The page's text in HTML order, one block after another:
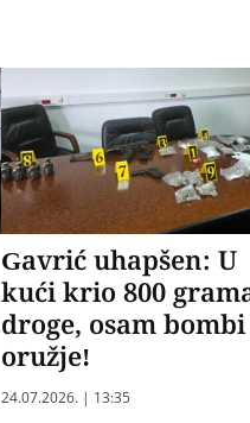
Gavrić uhapšen: U
kući krio 800
droge, osam
oružje!
24.07.2026. | 13:35